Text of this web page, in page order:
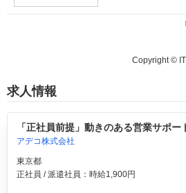
Copyright ©
求人情報
「正社員前提」動きのある営業サポー
アデコ株式会社
東京都
正社員 / 派遣社員：時給1,900円